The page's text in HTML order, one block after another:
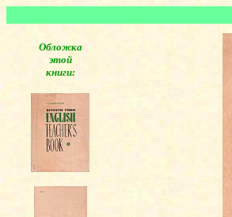
Обложка
этой
книги: